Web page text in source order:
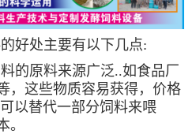
好处主要有以下几点:
的原料来源广泛..如食品厂
，这些物质容易获得，价格
以替代一部分饲料来喂
。